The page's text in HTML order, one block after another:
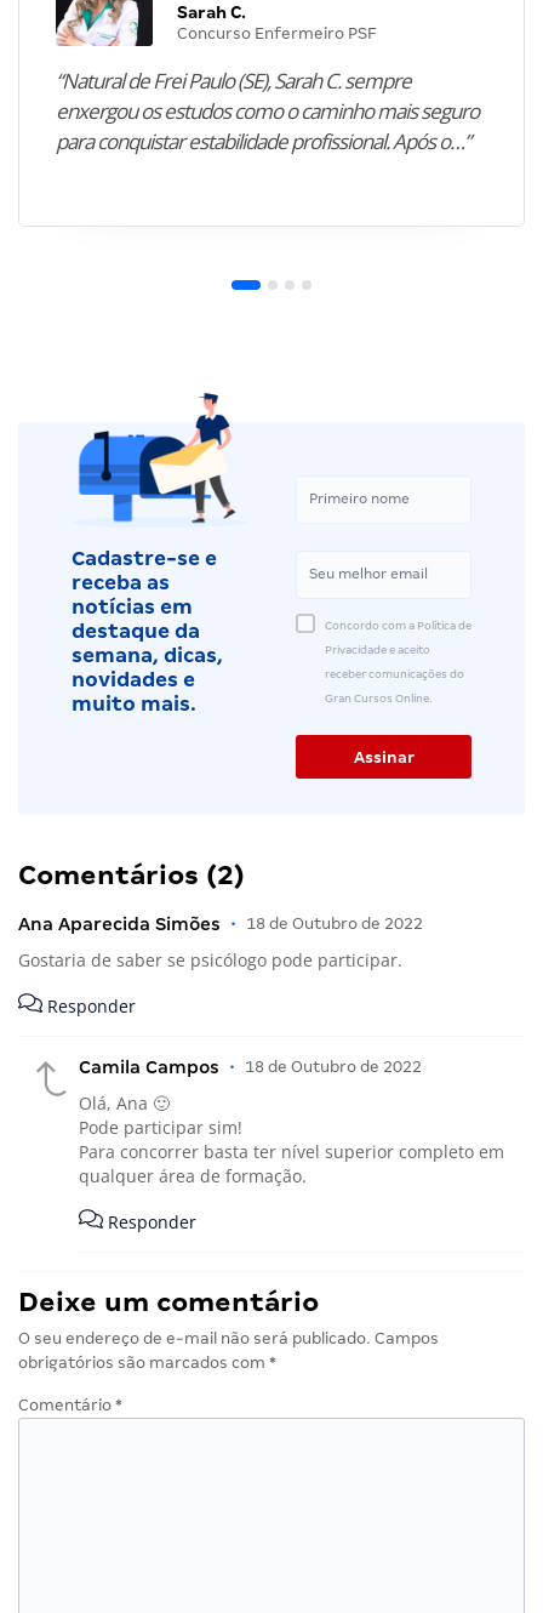
Sarah C.
Concurso Enfermeiro PSF
“Natural de Frei Paulo (SE), Sarah C. sempre
enxergou os estudos como o caminho mais seguro
para conquistar estabilidade profissional. Após o…”
Cadastre-se e
receba as
notícias em
destaque da
semana, dicas,
novidades e
muito mais.
Concordo com a Política de
Privacidade e aceito
receber comunicações do
Gran Cursos Online.
Comentários (2)
Ana Aparecida Simões • 18 de Outubro de 2022
Gostaria de saber se psicólogo pode participar.
Responder
Camila Campos • 18 de Outubro de 2022
Olá, Ana 🙂
Pode participar sim!
Para concorrer basta ter nível superior completo em
qualquer área de formação.
Responder
Deixe um comentário
O seu endereço de e-mail não será publicado. Campos
obrigatórios são marcados com *
Comentário *